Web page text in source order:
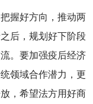
握好方向，推动两
后，规划好下阶段
。要加强疫后经济
领域合作潜力，更
，希望法方用好商